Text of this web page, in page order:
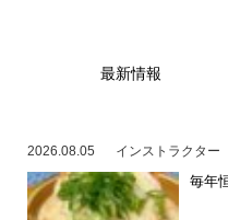
最新情報
2026.08.05 インストラクター
毎年